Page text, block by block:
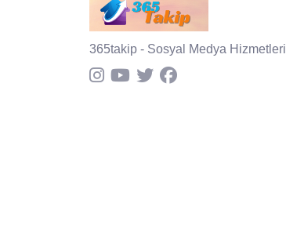
365takip - Sosyal Medya Hizmetleri